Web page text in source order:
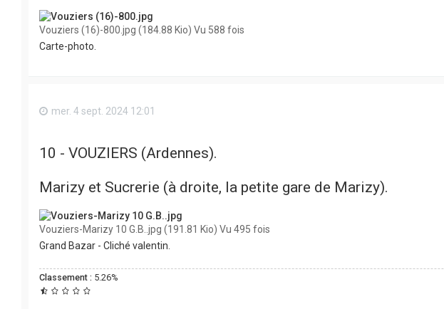
Vouziers (16)-800.jpg (184.88 Kio) Vu 588 fois
Carte-photo.
mer. 4 sept. 2024 12:01
10 - VOUZIERS (Ardennes).
Marizy et Sucrerie (à droite, la petite gare de Marizy).
Vouziers-Marizy 10 G.B..jpg (191.81 Kio) Vu 495 fois
Grand Bazar - Cliché valentin.
Classement : 5.26%